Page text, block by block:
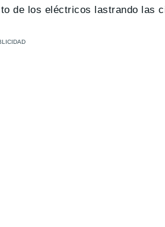
de los eléctricos lastrando las